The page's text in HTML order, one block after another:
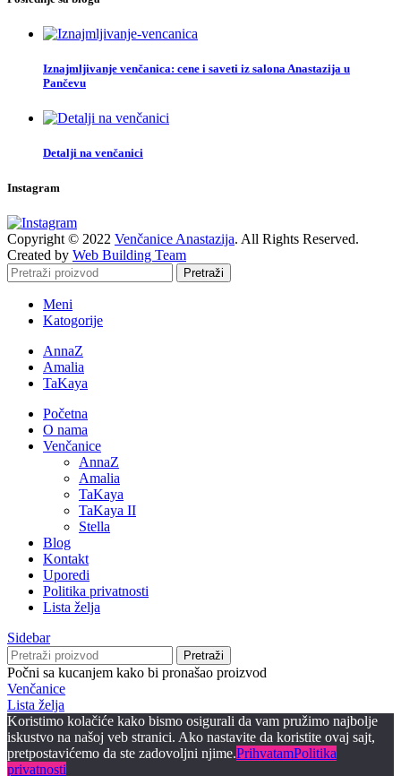
Iznajmljivanje venčanica: cene i saveti iz salona Anastazija u
Pančevu
Detalji na venčanici
Instagram
Copyright © 2022 Venčanice Anastazija. All Rights Reserved.
Created by Web Building Team
Pretraži
Meni
Katogorije
AnnaZ
Amalia
TaKaya
Početna
O nama
Venčanice
AnnaZ
Amalia
TaKaya
TaKaya II
Stella
Blog
Kontakt
Uporedi
Politika privatnosti
Lista želja
Sidebar
Pretraži
Počni sa kucanjem kako bi pronašao proizvod
Venčanice
Lista želja
Koristimo kolačiće kako bismo osigurali da vam pružimo najbolje
iskustvo na našoj veb stranici. Ako nastavite da koristite ovaj sajt,
pretpostavićemo da ste zadovoljni njime.PrihvatamPolitika
privatnosti